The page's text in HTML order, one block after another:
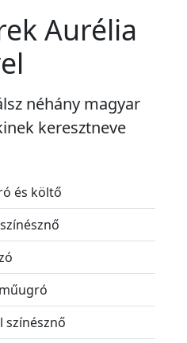
Aurélia
néhány magyar
keresztneve
és költő
színésznő